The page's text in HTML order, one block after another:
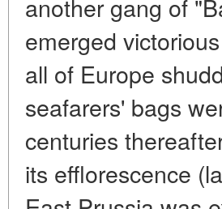
another gang of
emerged
all of Europe
seafarers' bags
centuries
its efflorescence